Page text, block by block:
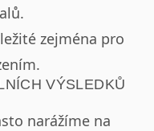
zejména pro
VÝSLEDKŮ
narážíme na